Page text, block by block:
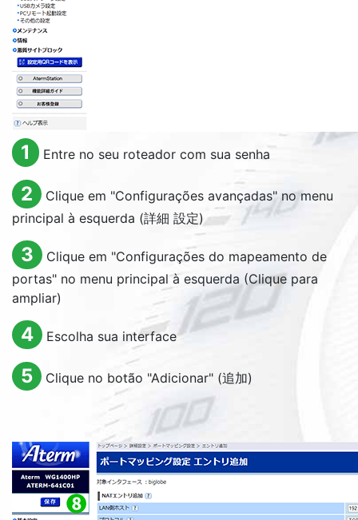
1 Entre no seu roteador com sua senha
2
Clique em "Configurações avançadas" no menu
principal à esquerda (詳細 設定)
3
Clique em "Configurações do mapeamento de
portas" no menu principal à esquerda (Clique para
ampliar)
4 Escolha sua interface
5 Clique no botão "Adicionar" (追加)